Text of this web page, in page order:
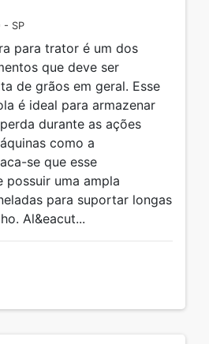
- SP
para trator é um dos
que deve ser
de grãos em geral. Esse
é ideal para armazenar
durante as ações
como a
se que esse
possuir uma ampla
para suportar longas
Al&eacut...